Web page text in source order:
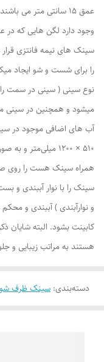
عمق 15 سانتی متر می
سینک های نیمه فانتزی
نوع سینی ( سینی در سمت
میشود و همچنین در سینی
510 × 1200
همراه سینک هست را روی
و نوارآبندی ) آببندی و
کابینت بشود. البته شایان
هستند به مراتب زیبایی و
دسته‌بندی: سینک ظرف